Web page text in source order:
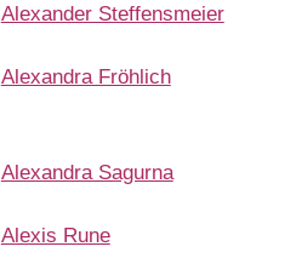
Alexander Steffensmeier
Alexandra Fröhlich
Alexandra Sagurna
Alexis Rune